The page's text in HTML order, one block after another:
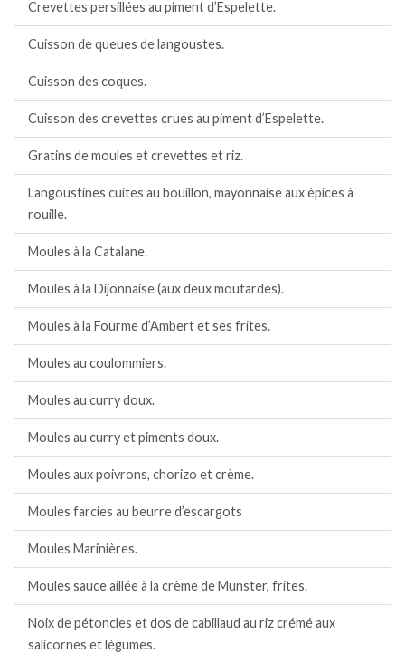
Crevettes persillées au piment d’Espelette.
Cuisson de queues de langoustes.
Cuisson des coques.
Cuisson des crevettes crues au piment d’Espelette.
Gratins de moules et crevettes et riz.
Langoustines cuites au bouillon, mayonnaise aux épices à
rouille.
Moules à la Catalane.
Moules à la Dijonnaise (aux deux moutardes).
Moules à la Fourme d’Ambert et ses frites.
Moules au coulommiers.
Moules au curry doux.
Moules au curry et piments doux.
Moules aux poivrons, chorizo et crème.
Moules farcies au beurre d’escargots
Moules Marinières.
Moules sauce aillée à la crème de Munster, frites.
Noix de pétoncles et dos de cabillaud au riz crémé aux
salicornes et légumes.